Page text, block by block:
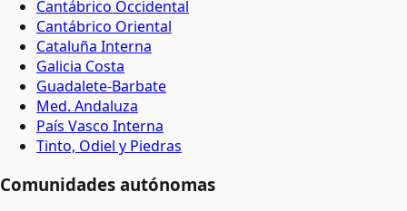
Cantábrico Occidental
Cantábrico Oriental
Cataluña Interna
Galicia Costa
Guadalete-Barbate
Med. Andaluza
País Vasco Interna
Tinto, Odiel y Piedras
Comunidades autónomas